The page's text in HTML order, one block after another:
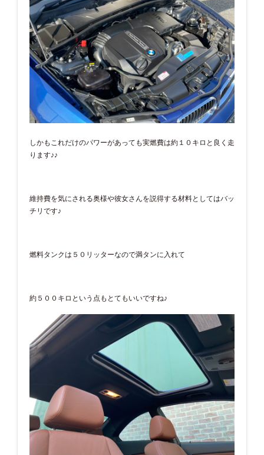
しかもこれだけのパワーがあっても実燃費は約１０キロと良く走
ります♪♪
維持費を気にされる奥様や彼女さんを説得する材料としてはバッ
チリです♪
燃料タンクは５０リッターなので満タンに入れて
約５００キロという点もとてもいいですね♪